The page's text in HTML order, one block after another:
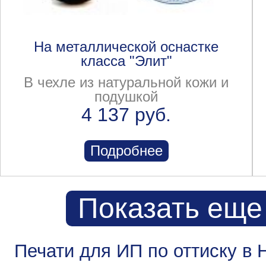
На металлической оснастке
класса "Элит"
В чехле из натуральной кожи и
подушкой
4 137 руб.
Подробнее
Показать
Печати для ИП по оттиску в